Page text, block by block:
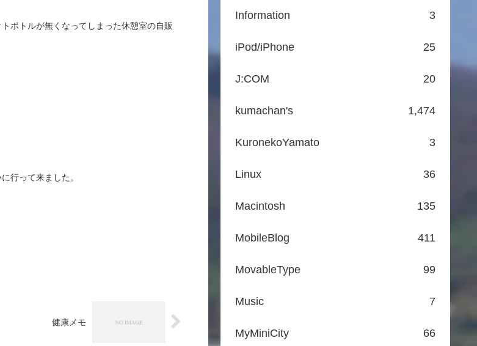
ボトルが無くなってしまった休憩室の自販
行って来ました。
健康メモ
Information 3
iPod/iPhone 25
J:COM 20
kumachan's 1,474
KuronekoYamato 3
Linux 36
Macintosh 135
MobileBlog 411
MovableType 99
Music 7
MyMiniCity 66